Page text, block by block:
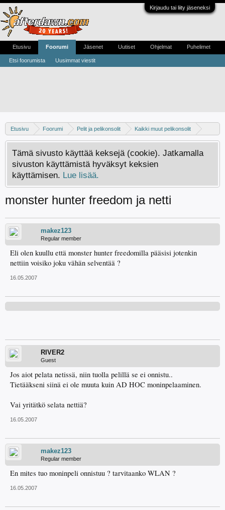
Kirjaudu tai liity jäseneksi
Etusivu Foorumi Pelit ja pelikonsolit
Kaikki muut pelikonsolit
PSP
Tämä sivusto käyttää keksejä (cookie). Jatkamalla
sivuston käyttämistä hyväksyt keksien
käyttämisen. Lue lisää.
monster hunter freedom ja netti
makez123
Regular member
Eli olen kuullu että monster hunter freedomilla pääsisi jotenkin
nettiin voisiko joku vähän selventää ?
16.05.2007
RIVER2
Guest
Jos aiot pelata netissä, niin tuolla pelillä se ei onnistu..
Tietääkseni siinä ei ole muuta kuin AD HOC moninpelaaminen.
Vai yritätkö selata nettiä?
16.05.2007
makez123
Regular member
En mites tuo moninpeli onnistuu ? tarvitaanko WLAN ?
16.05.2007
Etusivu Foorumi
Etsi foorumista Uusimmat viestit
Jäsenet Uutiset Ohjelmat Puhelimet